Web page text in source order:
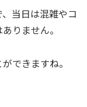
当日は混雑やコ
りません。
できますね。